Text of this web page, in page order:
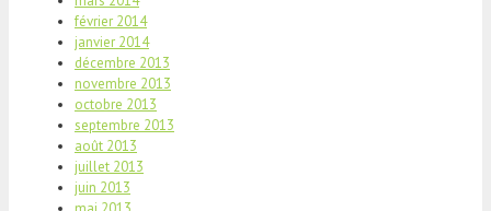
février 2014
janvier 2014
décembre 2013
novembre 2013
octobre 2013
septembre 2013
août 2013
juillet 2013
juin 2013